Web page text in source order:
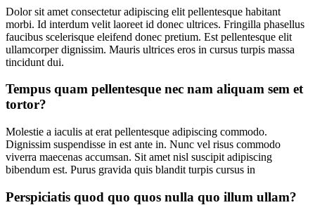
Dolor sit amet consectetur adipiscing elit pellentesque habitant
morbi. Id interdum velit laoreet id donec ultrices. Fringilla phasellus
faucibus scelerisque eleifend donec pretium. Est pellentesque elit
ullamcorper dignissim. Mauris ultrices eros in cursus turpis massa
tincidunt dui.
Tempus quam pellentesque nec nam aliquam sem et
tortor?
Molestie a iaculis at erat pellentesque adipiscing commodo.
Dignissim suspendisse in est ante in. Nunc vel risus commodo
viverra maecenas accumsan. Sit amet nisl suscipit adipiscing
bibendum est. Purus gravida quis blandit turpis cursus in
Perspiciatis quod quo quos nulla quo illum ullam?